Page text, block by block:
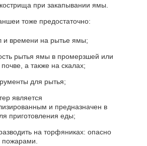
при закапывании ямы.
тоже предостаточно:
и времени на рытье ямы;
рытья ямы в промерзшей или
а также на скалах;
для рытья;
является
и предназначен в
приготовления еды;
на торфяниках: опасно